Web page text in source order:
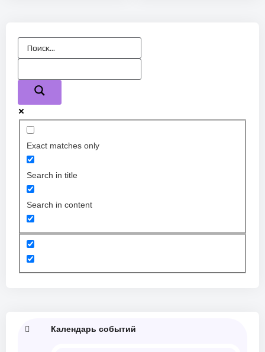
Exact matches only
Search in title
Search in content
Календарь событий